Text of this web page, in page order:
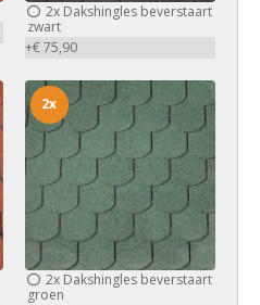
2xDakshingles beverstaart
zwart
+€ 75,90
2xDakshingles beverstaart
groen
2x